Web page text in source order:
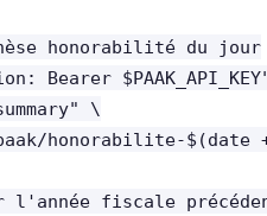
honorabilité du jour
Bearer
\
honorabilite-$(date
l'année fiscale